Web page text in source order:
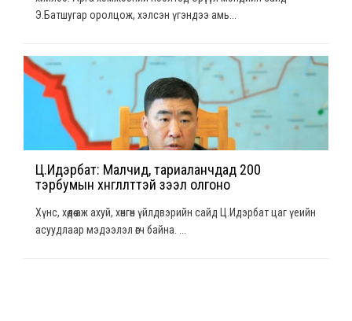
Э.Батшугар оролцож, хэлсэн үгэндээ амь...
Ц.Идэрбат: Малчид, тариаланчдад 200
тэрбумын хөнгөлөлттэй зээл олгоно
Хүнс, хөдөө аж ахуй, хөнгөн үйлдвэрийн сайд Ц.Идэрбат цаг үеийн
асуудлаар мэдээлэл өгч байна. ...